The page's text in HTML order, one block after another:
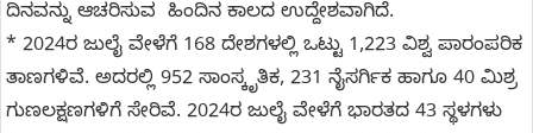
ದಿನವನ್ನು ಆಚರಿಸುವ ಹಿಂದಿನ ಕಾಲದ ಉದ್ದೇಶವಾಗಿದೆ.
* 2024ರ ಜುಲೈ ವೇಳೆಗೆ 168 ದೇಶಗಳಲ್ಲಿ ಒಟ್ಟು 1,223 ವಿಶ್ವ ಪಾರಂಪರಿಕ
ತಾಣಗಳಿವೆ. ಅದರಲ್ಲಿ 952 ಸಾಂಸ್ಕೃತಿಕ, 231 ನೈಸರ್ಗಿಕ ಹಾಗೂ 40 ಮಿಶ್ರ
ಗುಣಲಕ್ಷಣಗಳಿಗೆ ಸೇರಿವೆ. 2024ರ ಜುಲೈ ವೇಳೆಗೆ ಭಾರತದ 43 ಸ್ಥಳಗಳು